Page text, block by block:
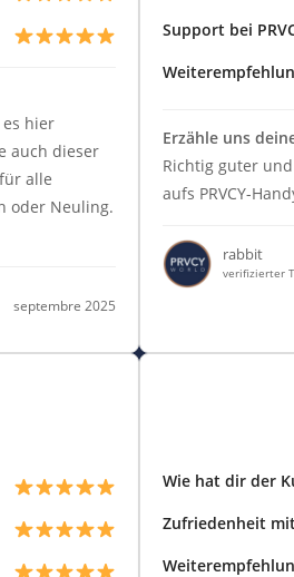
hier
auch dieser
alle
oder Neuling.
septembre 2025
Support bei
Erzähle uns
Richtig guter
aufs PRVCY-
rabbit
verifizierter
Wie hat dir der
Zufriedenheit